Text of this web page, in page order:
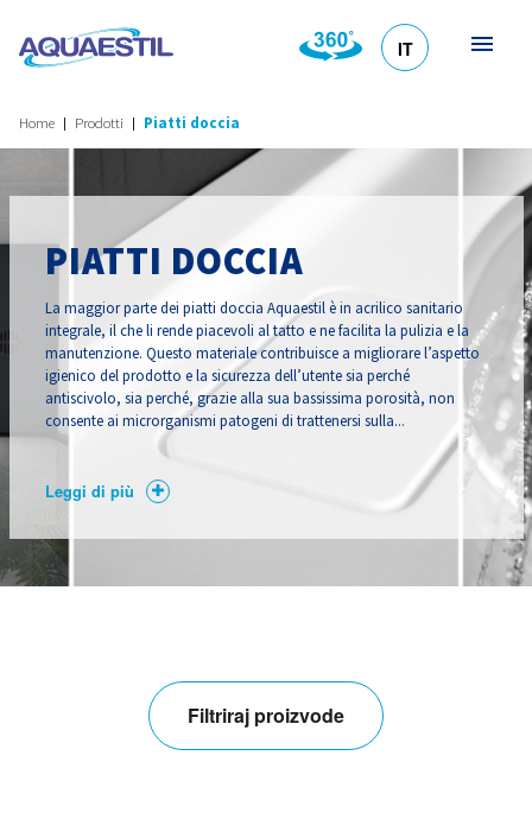
IT
Home Prodotti Piatti doccia
PIATTI DOCCIA
La maggior parte dei piatti doccia Aquaestil è in acrilico sanitario
integrale, il che li rende piacevoli al tatto e ne facilita la pulizia e la
manutenzione. Questo materiale contribuisce a migliorare l’aspetto
igienico del prodotto e la sicurezza dell’utente sia perché
antiscivolo, sia perché, grazie alla sua bassissima porosità, non
consente ai microrganismi patogeni di trattenersi sulla...
Leggi di più
Filtriraj proizvode